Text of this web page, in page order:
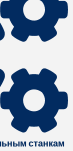
станкам